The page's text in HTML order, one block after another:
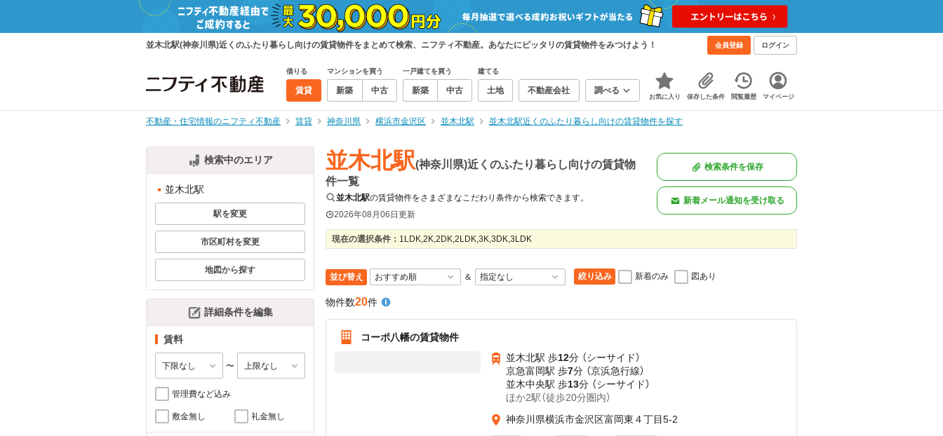
並木北駅(神奈川県)近くのふたり暮らし向けの賃貸物件をまとめて検索、ニフティ不動産。あなたにピッタリの賃貸物件をみつけよう！ 会員登録 ログイン
借りる
賃貸
マンションを買う
新築 中古
一戸建てを買う
新築 中古
建てる
土地 不動産会社 調べる
お気に入り 保存した条件 閲覧履歴 マイページ
不動産・住宅情報のニフティ不動産 賃貸 神奈川県 横浜市金沢区 並木北駅 並木北駅近くのふたり暮らし向けの賃貸物件を探す
検索中のエリア
並木北駅
駅を変更
市区町村を変更
地図から探す
詳細条件を編集
賃料
〜
管理費など込み
敷金無し 礼金無し
並木北駅(神奈川県)近くのふたり暮らし向けの賃貸物
件一覧
並木北駅の賃貸物件をさまざまなこだわり条件から検索できます。
2026年08月06日更新
検索条件を保存
新着メール通知を受け取る
現在の選択条件： 1LDK,2K,2DK,2LDK,3K,3DK,3LDK
並び替え ＆ 絞り込み 新着のみ 図あり
物件数20件
コーポ八幡の賃貸物件
並木北駅 歩12分 （シーサイド）
京急富岡駅 歩7分 （京浜急行線）
並木中央駅 歩13分 （シーサイド）
ほか2駅（徒歩20分圏内）
神奈川県横浜市金沢区富岡東４丁目5-2